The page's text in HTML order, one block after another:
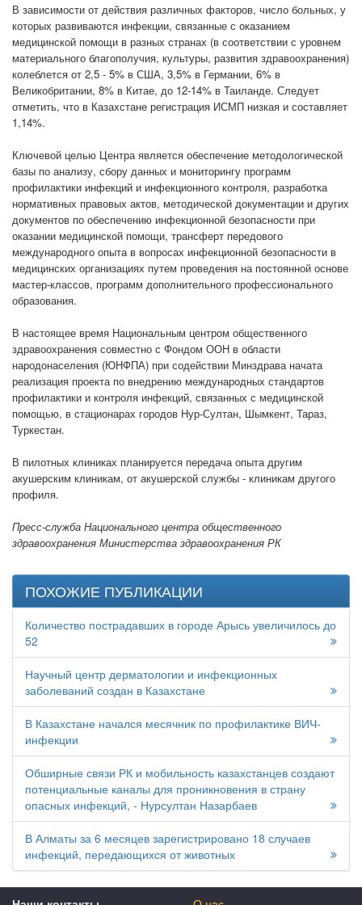
В зависимости от действия различных факторов, число больных, у
которых развиваются инфекции, связанные с оказанием
медицинской помощи в разных странах (в соответствии с уровнем
материального благополучия, культуры, развития здравоохранения)
колеблется от 2,5 - 5% в США, 3,5% в Германии, 6% в
Великобритании, 8% в Китае, до 12-14% в Таиланде. Следует
отметить, что в Казахстане регистрация ИСМП низкая и составляет
1,14%.
Ключевой целью Центра является обеспечение методологической
базы по анализу, сбору данных и мониторингу программ
профилактики инфекций и инфекционного контроля, разработка
нормативных правовых актов, методической документации и других
документов по обеспечению инфекционной безопасности при
оказании медицинской помощи, трансферт передового
международного опыта в вопросах инфекционной безопасности в
медицинских организациях путем проведения на постоянной основе
мастер-классов, программ дополнительного профессионального
образования.
В настоящее время Национальным центром общественного
здравоохранения совместно с Фондом ООН в области
народонаселения (ЮНФПА) при содействии Минздрава начата
реализация проекта по внедрению международных стандартов
профилактики и контроля инфекций, связанных с медицинской
помощью, в стационарах городов Нур-Султан, Шымкент, Тараз,
Туркестан.
В пилотных клиниках планируется передача опыта другим
акушерским клиникам, от акушерской службы - клиникам другого
профиля.
Пресс-служба Национального центра общественного
здравоохранения Министерства здравоохранения РК
ПОХОЖИЕ ПУБЛИКАЦИИ
Количество пострадавших в городе Арысь увеличилось до
52
Научный центр дерматологии и инфекционных
заболеваний создан в Казахстане
В Казахстане начался месячник по профилактике ВИЧ-
инфекции
Обширные связи РК и мобильность казахстанцев создают
потенциальные каналы для проникновения в страну
опасных инфекций, - Нурсултан Назарбаев
В Алматы за 6 месяцев зарегистрировано 18 случаев
инфекций, передающихся от животных